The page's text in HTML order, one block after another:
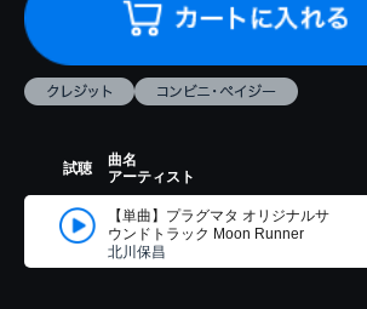
試聴
曲名
アーティスト
【単曲】プラグマタ オリジナルサ
ウンドトラック Moon Runner
北川保昌